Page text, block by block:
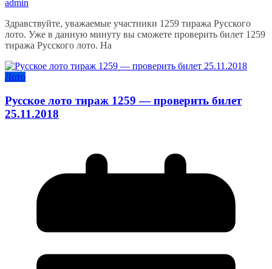
admin
Здравствуйте, уважаемые участники 1259 тиража Русского
лото. Уже в данную минуту вы сможете проверить билет 1259
тиража Русского лото. На
Лото
Русское лото тираж 1259 — проверить билет
25.11.2018